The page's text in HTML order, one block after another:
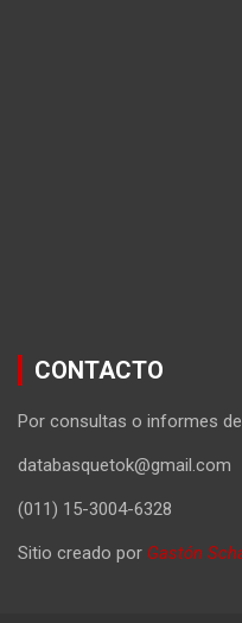
CONTACTO
Por consultas o informes
databasquetok@gmail.com
(011) 15-3004-6328
Sitio creado por Gastón